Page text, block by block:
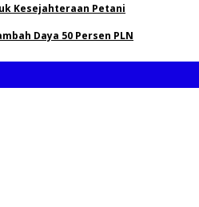
Kesejahteraan Petani
Daya 50 Persen PLN